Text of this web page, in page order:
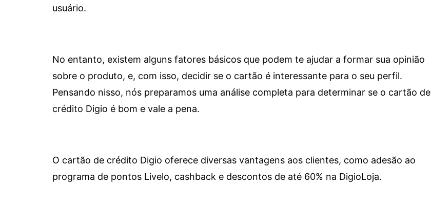
usuário.
No entanto, existem alguns fatores básicos que podem te ajudar a formar sua opinião
sobre o produto, e, com isso, decidir se o cartão é interessante para o seu perfil.
Pensando nisso, nós preparamos uma análise completa para determinar se o cartão de
crédito Digio é bom e vale a pena.
O cartão de crédito Digio oferece diversas vantagens aos clientes, como adesão ao
programa de pontos Livelo, cashback e descontos de até 60% na DigioLoja.